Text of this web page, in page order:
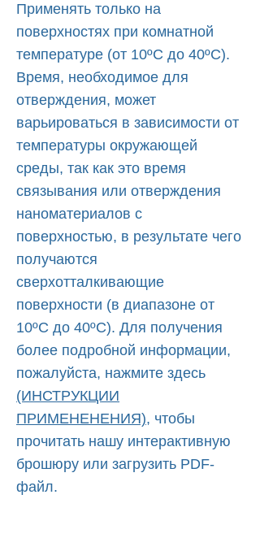
Применять только на
поверхностях при комнатной
температуре (от 10ºC до 40ºC).
Время, необходимое для
отверждения, может
варьироваться в зависимости от
температуры окружающей
среды, так как это время
связывания или отверждения
наноматериалов с
поверхностью, в результате чего
получаются
сверхотталкивающие
поверхности (в диапазоне от
10ºC до 40ºC). Для получения
более подробной информации,
пожалуйста, нажмите здесь
(ИНСТРУКЦИИ
ПРИМЕНЕНЕНИЯ), чтобы
прочитать нашу интерактивную
брошюру или загрузить PDF-
файл.